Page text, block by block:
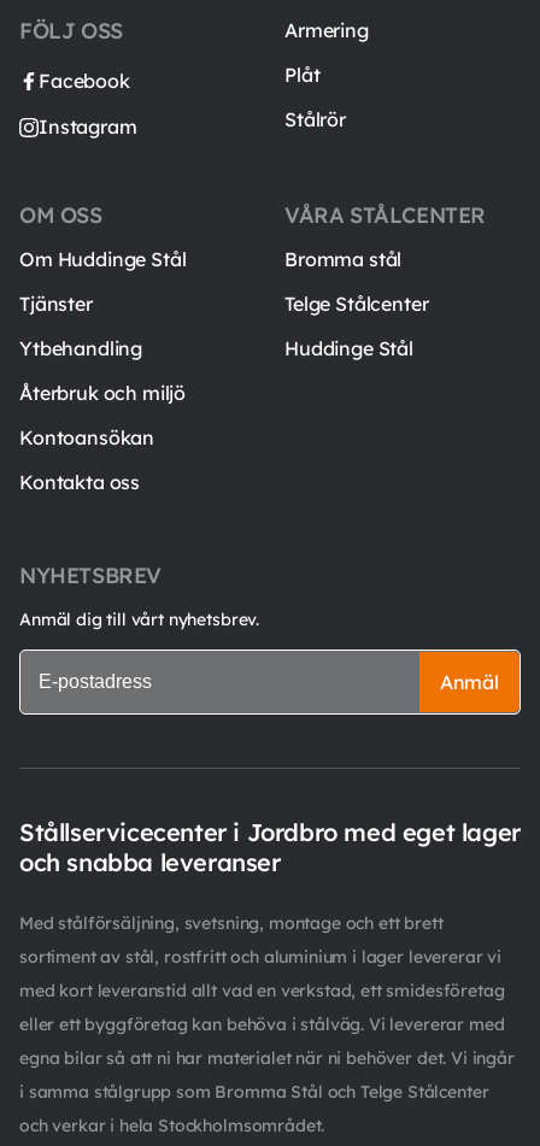
FÖLJ OSS
Facebook
Instagram
Armering
Plåt
Stålrör
VÅRA STÅLCENTER
Bromma stål
Telge Stålcenter
Huddinge Stål
OM OSS
Om Huddinge Stål
Tjänster
Ytbehandling
Återbruk och miljö
Kontoansökan
Kontakta oss
NYHETSBREV
Anmäl dig till vårt nyhetsbrev.
Anmäl
Stållservicecenter i Jordbro med eget lager
och snabba leveranser
Med stålförsäljning, svetsning, montage och ett brett
sortiment av stål, rostfritt och aluminium i lager levererar vi
med kort leveranstid allt vad en verkstad, ett smidesföretag
eller ett byggföretag kan behöva i stålväg. Vi levererar med
egna bilar så att ni har materialet när ni behöver det. Vi ingår
i samma stålgrupp som Bromma Stål och Telge Stålcenter
och verkar i hela Stockholmsområdet.